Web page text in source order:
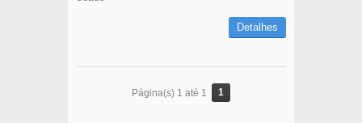
Detalhes
Página(s) 1 até 1 1